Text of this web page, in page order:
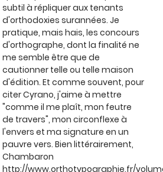
subtil à répliquer aux tenants
d'orthodoxies surannées. Je
pratique, mais hais, les concours
d'orthographe, dont la finalité ne
me semble être que de
cautionner telle ou telle maison
d'édition. Et comme souvent, pour
citer Cyrano, j'aime à mettre
"comme il me plaît, mon feutre
de travers", mon circonflexe à
l'envers et ma signature en un
pauvre vers. Bien littérairement,
Chambaron
http://www.orthotypographie.fr/